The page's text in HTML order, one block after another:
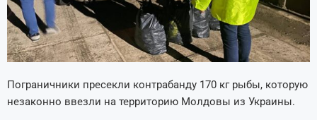
Пограничники пресекли контрабанду 170 кг рыбы, которую
незаконно ввезли на территорию Молдовы из Украины.